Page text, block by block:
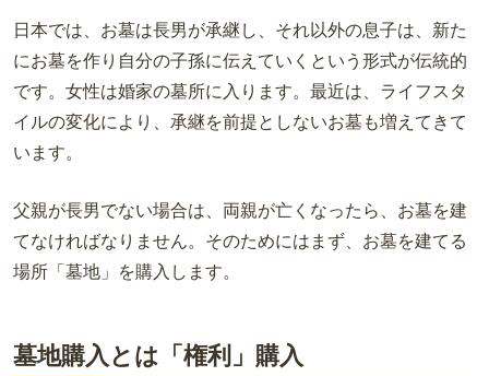
日本では、お墓は長男が承継し、それ以外の息子は、新た
にお墓を作り自分の子孫に伝えていくという形式が伝統的
です。女性は婚家の墓所に入ります。最近は、ライフスタ
イルの変化により、承継を前提としないお墓も増えてきて
います。
父親が長男でない場合は、両親が亡くなったら、お墓を建
てなければなりません。そのためにはまず、お墓を建てる
場所「墓地」を購入します。
墓地購入とは「権利」購入